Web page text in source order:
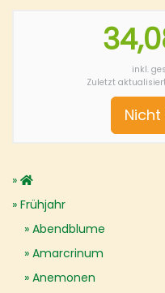
inkl.
Zuletzt
Frühjahr
Abendblume
Amarcrinum
Anemonen